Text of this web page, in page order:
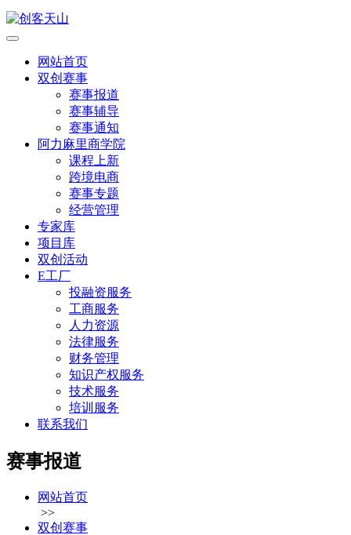
网站首页
双创赛事
赛事报道
赛事辅导
赛事通知
阿力麻里商学院
课程上新
跨境电商
赛事专题
经营管理
专家库
项目库
双创活动
E工厂
投融资服务
工商服务
人力资源
法律服务
财务管理
知识产权服务
技术服务
培训服务
联系我们
赛事报道
网站首页
>>
双创赛事